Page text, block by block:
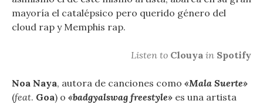
mayoría el catalépsico pero querido género del
cloud rap y Memphis rap.
Listen to Clouya in Spotify
Noa Naya, autora de canciones como «Mala Suerte»
(feat. Goa) o «badgyalswag freestyle» es una artista